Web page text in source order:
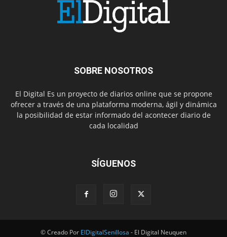
SOBRE NOSOTROS
El Digital Es un proyecto de diarios online que se propone
ofrecer a través de una plataforma moderna, ágil y dinámica
la posibilidad de estar informado del acontecer diario de
cada localidad
SÍGUENOS
© Creado Por ElDigitalSenillosa - El Digital Neuquen